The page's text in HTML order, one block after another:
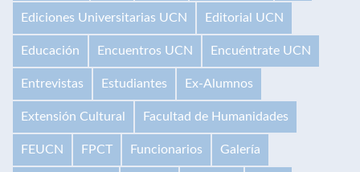
Ediciones Universitarias UCN Editorial UCN
Educación Encuentros UCN Encuéntrate UCN
Entrevistas Estudiantes Ex-Alumnos
Extensión Cultural Facultad de Humanidades
FEUCN FPCT Funcionarios Galería